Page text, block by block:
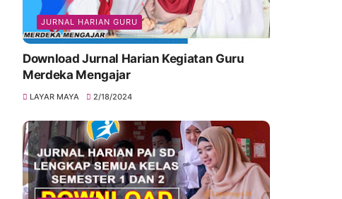
JURNAL HARIAN GURU
Download Jurnal Harian Kegiatan Guru
Merdeka Mengajar
LAYAR MAYA 2/18/2024